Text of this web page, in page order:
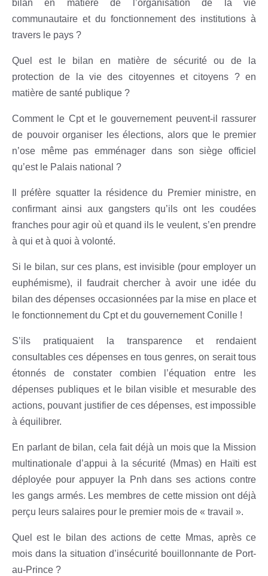
bilan en matière de l’organisation de la vie
communautaire et du fonctionnement des institutions à
travers le pays ?
Quel est le bilan en matière de sécurité ou de la
protection de la vie des citoyennes et citoyens ? en
matière de santé publique ?
Comment le Cpt et le gouvernement peuvent-il rassurer
de pouvoir organiser les élections, alors que le premier
n’ose même pas emménager dans son siège officiel
qu’est le Palais national ?
Il préfère squatter la résidence du Premier ministre, en
confirmant ainsi aux gangsters qu’ils ont les coudées
franches pour agir où et quand ils le veulent, s’en prendre
à qui et à quoi à volonté.
Si le bilan, sur ces plans, est invisible (pour employer un
euphémisme), il faudrait chercher à avoir une idée du
bilan des dépenses occasionnées par la mise en place et
le fonctionnement du Cpt et du gouvernement Conille !
S’ils pratiquaient la transparence et rendaient
consultables ces dépenses en tous genres, on serait tous
étonnés de constater combien l’équation entre les
dépenses publiques et le bilan visible et mesurable des
actions, pouvant justifier de ces dépenses, est impossible
à équilibrer.
En parlant de bilan, cela fait déjà un mois que la Mission
multinationale d’appui à la sécurité (Mmas) en Haïti est
déployée pour appuyer la Pnh dans ses actions contre
les gangs armés. Les membres de cette mission ont déjà
perçu leurs salaires pour le premier mois de « travail ».
Quel est le bilan des actions de cette Mmas, après ce
mois dans la situation d’insécurité bouillonnante de Port-
au-Prince ?